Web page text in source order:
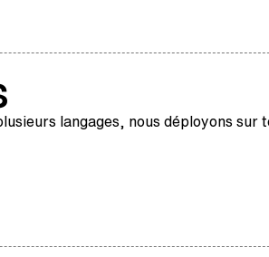
langages, nous déployons sur